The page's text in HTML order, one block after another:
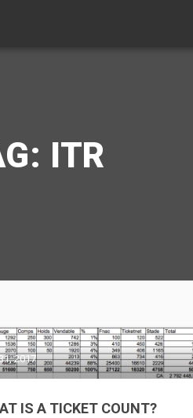
ITR
2017
IS A TICKET COUNT?